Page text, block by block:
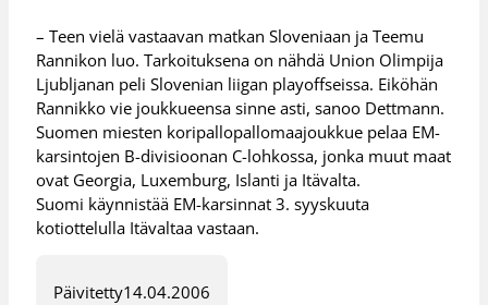
– Teen vielä vastaavan matkan Sloveniaan ja Teemu
Rannikon luo. Tarkoituksena on nähdä Union Olimpija
Ljubljanan peli Slovenian liigan playoffseissa. Eiköhän
Rannikko vie joukkueensa sinne asti, sanoo Dettmann.
Suomen miesten koripallopallomaajoukkue pelaa EM-
karsintojen B-divisioonan C-lohkossa, jonka muut maat
ovat Georgia, Luxemburg, Islanti ja Itävalta.
Suomi käynnistää EM-karsinnat 3. syyskuuta
kotiottelulla Itävaltaa vastaan.
Päivitetty14.04.2006